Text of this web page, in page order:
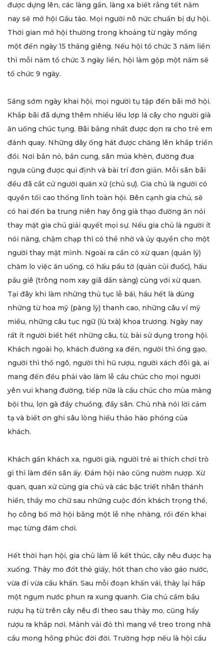
được dựng lên, các làng gần, làng xa biết rằng tết năm
nay sẽ mở hội Gầu tào. Mọi người nô nức chuẩn bị dự hội.
Thời gian mở hội thường trong khoảng từ ngày mồng
một đến ngày 15 tháng giêng. Nếu hội tổ chức 3 năm liền
thì mỗi năm tổ chức 3 ngày liền, hội làm gộp một năm sẽ
tổ chức 9 ngày.
Sáng sớm ngày khai hội, mọi người tụ tập đến bãi mở hội.
Khắp bãi đã dựng thêm nhiều lều lợp lá cây cho người già
ăn uống chúc tụng. Bãi bằng nhất được dọn ra cho trẻ em
đánh quay. Những dây ống hát được chăng lên khắp triền
đồi. Nơi bắn nỏ, bắn cung, sân múa khèn, đường đua
ngựa cũng được qui định và bài trí đơn giản. Mỗi sân bãi
đều đã cắt cử người quán xử (chủ sự). Gia chủ là người có
quyền tối cao thống lĩnh toàn hội. Bên cạnh gia chủ, sẽ
có hai đến ba trung niên hay ông già thạo đường ăn nói
thay mặt gia chủ giải quyết mọi sự. Nếu gia chủ là người ít
nói năng, chậm chạp thì có thể nhờ và ủy quyền cho một
người thay mặt mình. Ngoài ra cần có xừ quan (quản lý)
chăm lo việc ăn uống, có hấu pầu tờ (quản củi đuốc), hấu
pầu giê (trông nom xay giã dần sàng) cùng với xừ quan.
Tại đây khi làm những thủ tục lễ bái, hầu hết là dùng
những từ hoa mỹ (pàng lỳ) thanh cao, những câu ví mỹ
miều, những câu tục ngữ (lù txà) khoa trương. Ngày nay
rất ít người biết hết những câu, từ, bài sử dụng trong hội.
Khách ngoài họ, khách đường xa đến, người thì ống gạo,
người thì thồ ngô, người thì hũ rượu, người xách đôi gà, ai
mang đến đều phải vào làm lễ cầu chúc cho mọi người
yên vui khang đường, tiếp nữa là cầu chúc cho mùa màng
bội thu, lợn gà đầy chuồng, đầy sân. Chủ nhà nói lời cảm
tạ và biết ơn ghi sâu lòng hiếu thảo hào phóng của
khách.
Khách gần khách xa, người già, người trẻ ai thích chơi trò
gì thì làm đến sân ấy. Đám hội nào cũng nườm nượp. Xừ
quan, quan xử cùng gia chủ và các bậc triết nhân thánh
hiền, thầy mo chữ sau những cuộc đón khách trọng thể,
họ công bố mở hội bằng một lễ nhẹ nhàng, rồi đến khai
mạc từng đám chơi.
Hết thời hạn hội, gia chủ làm lễ kết thúc, cây nêu được hạ
xuống. Thày mo đốt thẻ giấy, hốt than cho vào gáo nước,
vừa đi vừa cầu khấn. Sau mỗi đoạn khấn vái, thày lại hấp
một ngụm nước phun ra xung quanh. Gia chủ cầm bầu
rượu hạ từ trên cây nêu đi theo sau thày mo, cũng hẩy
rượu ra khắp nơi. Mảnh vải đỏ thì mang về treo trong nhà
cầu mong hồng phúc đời đời. Trường hợp nếu là hội cầu